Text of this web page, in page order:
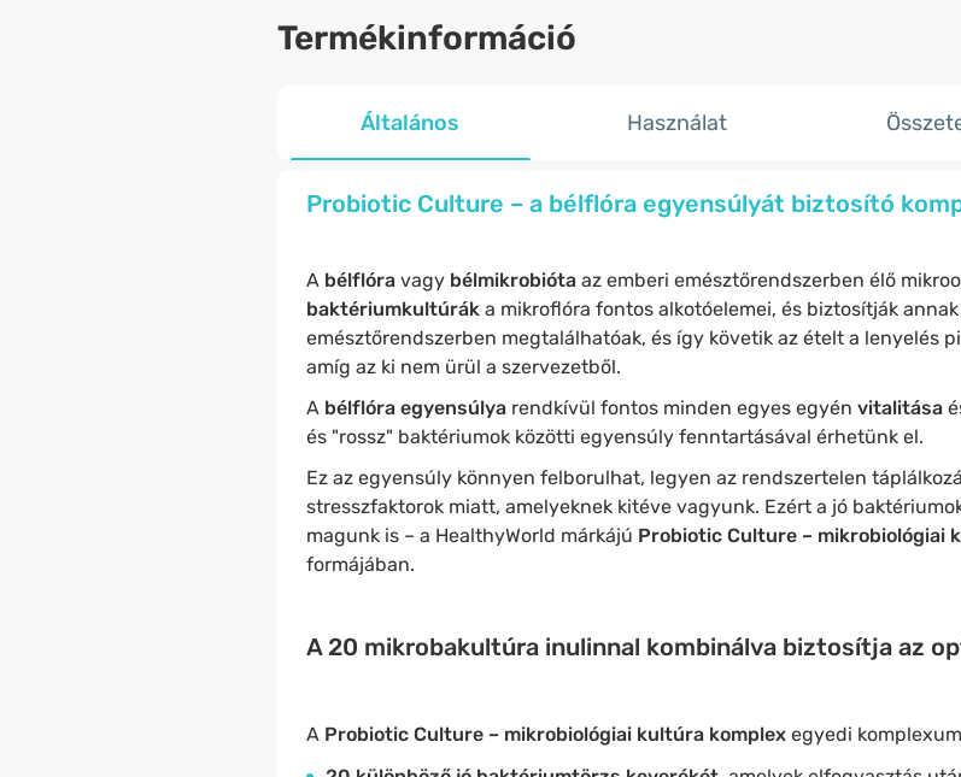
Termékinformáció
Általános Használat
Probiotic Culture – a bélflóra egyensúlyát biztosító
A bélflóravagy bélmikrobiótaaz emberi emésztőrendszerben élő
baktériumkultúráka mikroflóra fontos alkotóelemei, és biztosítják annak
emésztőrendszerben megtalálhatóak, és így követik az ételt a lenyelés
amíg az ki nem ürül a szervezetből.
A bélflóra egyensúlya rendkívül fontos minden egyes egyén vitalitása
és "rossz" baktériumok közötti egyensúly fenntartásával érhetünk el.
Ez az egyensúly könnyen felborulhat, legyen az rendszertelen
stresszfaktorok miatt, amelyeknek kitéve vagyunk. Ezért a jó
magunk is – a HealthyWorld márkájú Probiotic Culture – mikrobiológiai
formájában.
A 20 mikrobakultúra inulinnal kombinálva biztosítja az
A Probiotic Culture – mikrobiológiai kultúra komplexegyedi